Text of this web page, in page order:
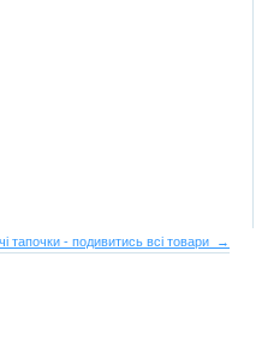
тапочки - подивитись всі товари →